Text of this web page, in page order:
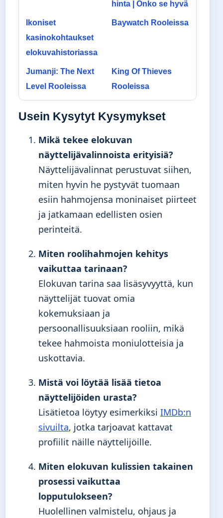
hinta | Onko se hyvä
Ikoniset
kasinokohtaukset
elokuvahistoriassa
Baywatch Rooleissa
Jumanji: The Next
Level Rooleissa
King Of Thieves
Rooleissa
Usein Kysytyt Kysymykset
Mikä tekee elokuvan
näyttelijävalinnoista erityisiä?
Näyttelijävalinnat perustuvat siihen,
miten hyvin he pystyvät tuomaan
esiin hahmojensa moninaiset piirteet
ja jatkamaan edellisten osien
perinteitä.
Miten roolihahmojen kehitys
vaikuttaa tarinaan?
Elokuvan tarina saa lisäsyvyyttä, kun
näyttelijät tuovat omia
kokemuksiaan ja
persoonallisuuksiaan rooliin, mikä
tekee hahmoista moniulotteisia ja
uskottavia.
Mistä voi löytää lisää tietoa
näyttelijöiden urasta?
Lisätietoa löytyy esimerkiksi IMDb:n
sivuilta, jotka tarjoavat kattavat
profiilit näille näyttelijöille.
Miten elokuvan kulissien takainen
prosessi vaikuttaa
lopputulokseen?
Huolellinen valmistelu, ohjaus ja